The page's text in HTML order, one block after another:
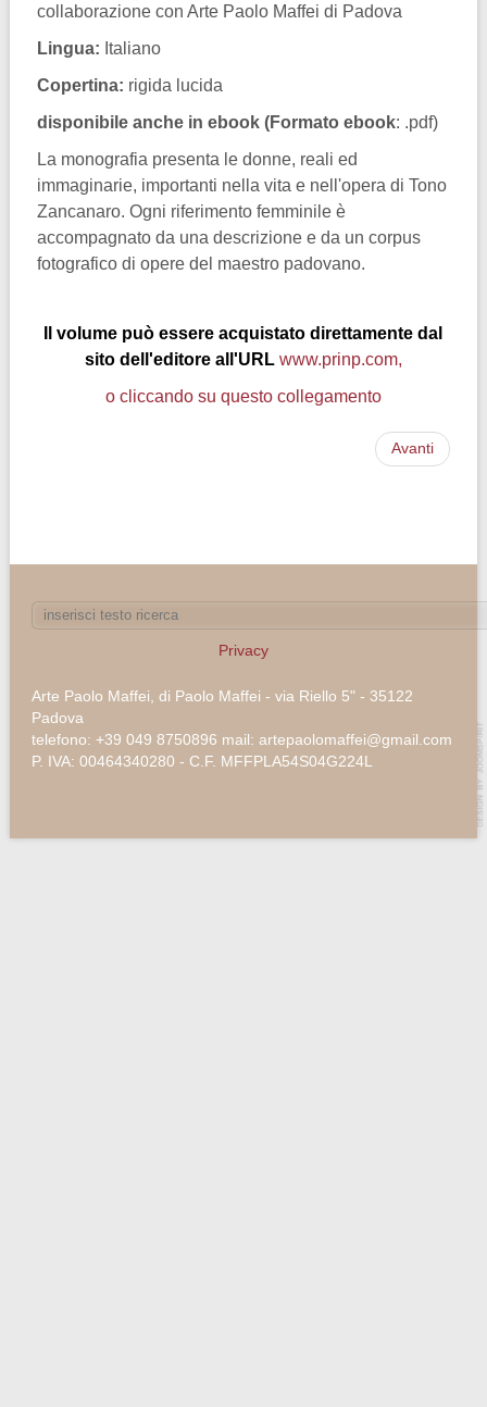
collaborazione con Arte Paolo Maffei di Padova
Lingua: Italiano
Copertina: rigida lucida
disponibile anche in ebook (Formato ebook: .pdf)
La monografia presenta le donne, reali ed
immaginarie, importanti nella vita e nell'opera di Tono
Zancanaro. Ogni riferimento femminile è
accompagnato da una descrizione e da un corpus
fotografico di opere del maestro padovano.
Il volume può essere acquistato direttamente dal
sito dell'editore all'URL www.prinp.com,
o cliccando su questo collegamento
Avanti
Privacy
Arte Paolo Maffei, di Paolo Maffei - via Riello 5" - 35122
Padova
telefono: +39 049 8750896 mail: artepaolomaffei@gmail.com
P. IVA: 00464340280 - C.F. MFFPLA54S04G224L